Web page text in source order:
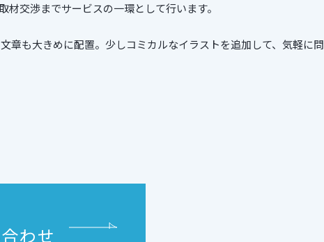
交渉までサービスの一環として行います。
章も大きめに配置。少しコミカルなイラストを追加して、気軽に問
わせ